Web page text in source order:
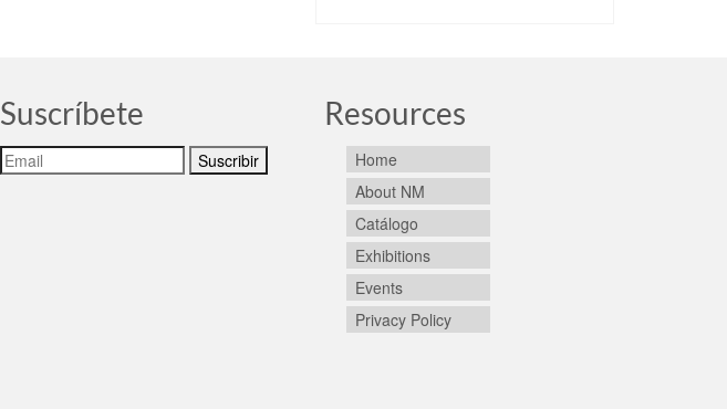
Suscríbete Resources
Home
About NM
Catálogo
Exhibitions
Events
Privacy Policy